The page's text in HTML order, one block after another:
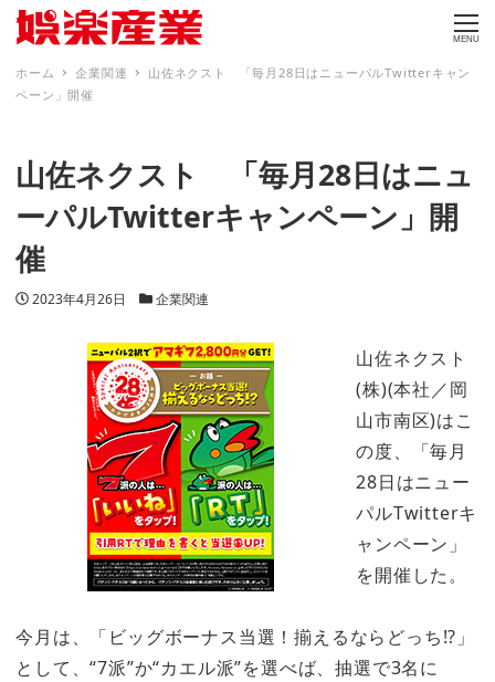
MENU
ホーム 企業関連
山佐ネクスト 「毎月28日はニューパルTwitterキャン
ペーン」開催
山佐ネクスト 「毎月28日はニュ
ーパルTwitterキャンペーン」開
催
投稿日
2023年4月26日 カテゴリー
企業関連
山佐ネクスト
(株)(本社／岡
山市南区)はこ
の度、「毎月
28日はニュー
パルTwitterキ
ャンペーン」
を開催した。
今月は、「ビッグボーナス当選！揃えるならどっち!?」
として、“7派”か“カエル派”を選べば、抽選で3名に